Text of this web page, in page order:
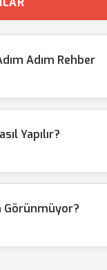
Adım Rehber
Yapılır?
Görünmüyor?